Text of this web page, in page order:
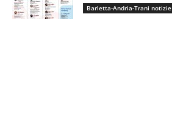
Barletta-Andria-Trani notizie